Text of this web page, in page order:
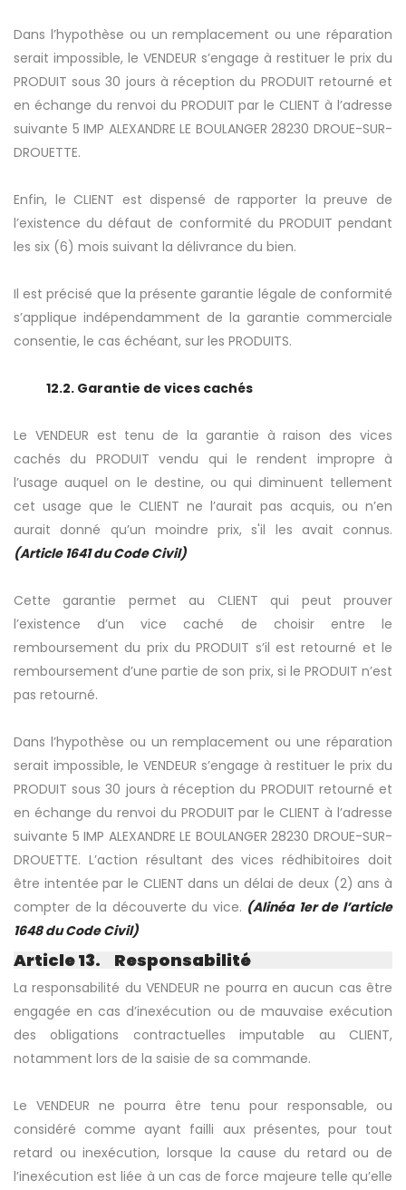
Dans l’hypothèse ou un remplacement ou une réparation
serait impossible, le VENDEUR s’engage à restituer le prix du
PRODUIT sous 30 jours à réception du PRODUIT retourné et
en échange du renvoi du PRODUIT par le CLIENT à l’adresse
suivante 5 IMP ALEXANDRE LE BOULANGER 28230 DROUE-SUR-
DROUETTE.
Enfin, le CLIENT est dispensé de rapporter la preuve de
l’existence du défaut de conformité du PRODUIT pendant
les six (6) mois suivant la délivrance du bien.
Il est précisé que la présente garantie légale de conformité
s’applique indépendamment de la garantie commerciale
consentie, le cas échéant, sur les PRODUITS.
12.2. Garantie de vices cachés
Le VENDEUR est tenu de la garantie à raison des vices
cachés du PRODUIT vendu qui le rendent impropre à
l’usage auquel on le destine, ou qui diminuent tellement
cet usage que le CLIENT ne l’aurait pas acquis, ou n’en
aurait donné qu’un moindre prix, s'il les avait connus.
(Article 1641 du Code Civil)
Cette garantie permet au CLIENT qui peut prouver
l’existence d’un vice caché de choisir entre le
remboursement du prix du PRODUIT s’il est retourné et le
remboursement d’une partie de son prix, si le PRODUIT n’est
pas retourné.
Dans l’hypothèse ou un remplacement ou une réparation
serait impossible, le VENDEUR s’engage à restituer le prix du
PRODUIT sous 30 jours à réception du PRODUIT retourné et
en échange du renvoi du PRODUIT par le CLIENT à l’adresse
suivante 5 IMP ALEXANDRE LE BOULANGER 28230 DROUE-SUR-
DROUETTE. L’action résultant des vices rédhibitoires doit
être intentée par le CLIENT dans un délai de deux (2) ans à
compter de la découverte du vice. (Alinéa 1er de l’article
1648 du Code Civil)
Article 13. Responsabilité
La responsabilité du VENDEUR ne pourra en aucun cas être
engagée en cas d’inexécution ou de mauvaise exécution
des obligations contractuelles imputable au CLIENT,
notamment lors de la saisie de sa commande.
Le VENDEUR ne pourra être tenu pour responsable, ou
considéré comme ayant failli aux présentes, pour tout
retard ou inexécution, lorsque la cause du retard ou de
l’inexécution est liée à un cas de force majeure telle qu’elle